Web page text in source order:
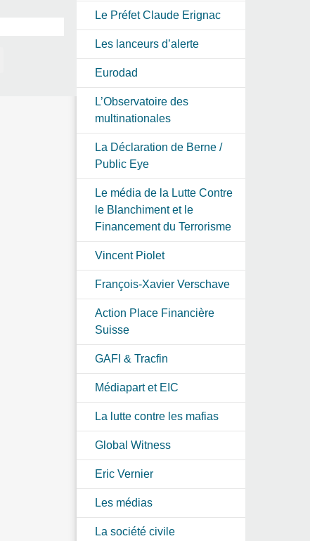
Le Préfet Claude Erignac
Les lanceurs d’alerte
Eurodad
L’Observatoire des
multinationales
La Déclaration de Berne /
Public Eye
Le média de la Lutte Contre
le Blanchiment et le
Financement du Terrorisme
Vincent Piolet
François-Xavier Verschave
Action Place Financière
Suisse
GAFI & Tracfin
Médiapart et EIC
La lutte contre les mafias
Global Witness
Eric Vernier
Les médias
La société civile